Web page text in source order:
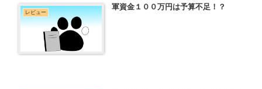
レビュー
軍資金１００万円は予算不足！？